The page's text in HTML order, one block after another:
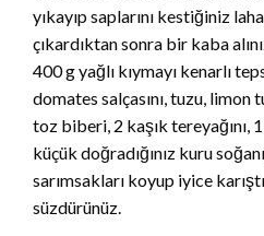
yıkayıp saplarını kestiğiniz
çıkardıktan sonra bir kaba
400 g yağlı kıymayı kenarlı
domates salçasını, tuzu, limon
toz biberi, 2 kaşık tereyağını,
küçük doğradığınız kuru
sarımsakları koyup iyice
süzdürünüz.